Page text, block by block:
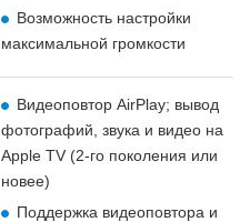
Возможность настройки
максимальной громкости
Видеоповтор AirPlay; вывод
фотографий, звука и видео на
Apple TV (2-го поколения или
новее)
Поддержка видеоповтора и